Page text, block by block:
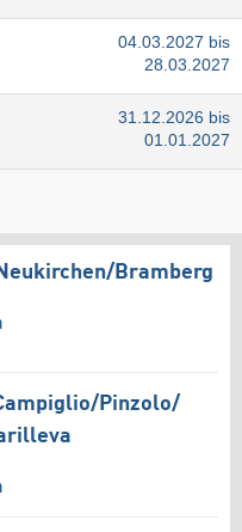
04.03.2027 bis
28.03.2027
31.12.2026 bis
01.01.2027
​Bramberg
​Pinzolo/​